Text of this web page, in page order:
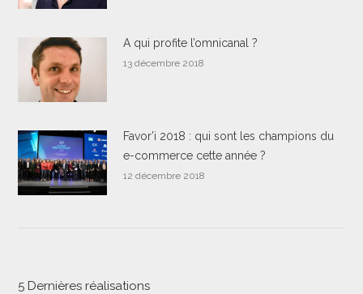
A qui profite l’omnicanal ?
13 décembre 2018
Favor’i 2018 : qui sont les champions du
e-commerce cette année ?
12 décembre 2018
5 Dernières réalisations